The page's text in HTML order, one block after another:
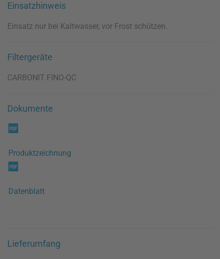
Einsatzhinweis
Einsatz nur bei Kaltwasser, vor Frost schützen.
Filtergeräte
CARBONIT FINO-QC
Dokumente
Produktzeichnung
Datenblatt
Lieferumfang